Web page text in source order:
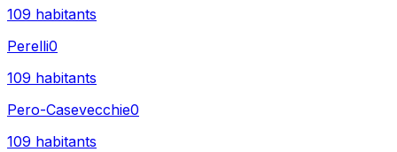
109 habitants
Perelli0
109 habitants
Pero-Casevecchie0
109 habitants